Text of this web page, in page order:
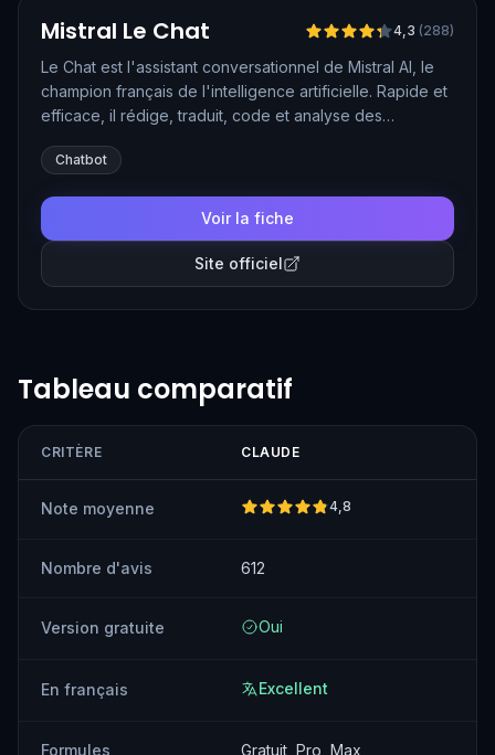
Mistral Le Chat 4,3 (288)
Le Chat est l'assistant conversationnel de Mistral AI, le
champion français de l'intelligence artificielle. Rapide et
efficace, il rédige, traduit, code et analyse des
développés en Europe. Un choix naturel pour les
Chatbot
Voir la fiche
Site officiel
Tableau comparatif
CRITÈRE CLAUDE
Note moyenne 4,8
Nombre d'avis 612
Version gratuite Oui
En français Excellent
Formules Gratuit, Pro, Max